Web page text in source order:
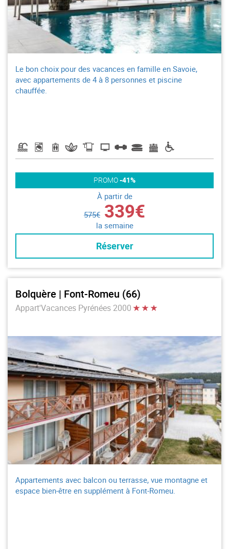
Le bon choix pour des vacances en famille en Savoie,
avec appartements de 4 à 8 personnes et piscine
chauffée.
PROMO-41%
À partir de
575€ 339€
la semaine
Réserver
Bolquère | Font-Romeu (66)
Appart'Vacances Pyrénées 2000
Appartements avec balcon ou terrasse, vue montagne et
espace bien-être en supplément à Font-Romeu.